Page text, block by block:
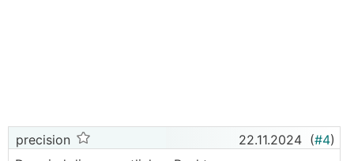
precision 22.11.2024 (#4)